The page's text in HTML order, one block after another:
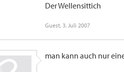
Der Wellensittich
Guest, 3. Juli 2007
man kann auch nur